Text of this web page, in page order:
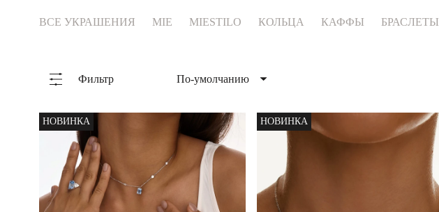
ВСЕ УКРАШЕНИЯ MIE MIESTILO КОЛЬЦА КАФФЫ БРАСЛЕТЫ
Фильтр
По-умолчанию
Сначала популярные
Сначала новые
Сначала дорогие
Сначала дешевые
НОВИНКА НОВИНКА